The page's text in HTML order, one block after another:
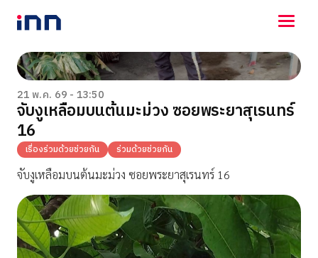
NEWS
ENTERTAINMENT
LIFESTYLE
HOROSCOPE
LOTTERY
VIDEO
ร่วมด้วยช่วยกัน
21 พ.ค. 69 - 13:50
จับงูเหลือมบนต้นมะม่วง ซอยพระยาสุเรนทร์
16
เรื่องร่วมด้วยช่วยกัน ร่วมด้วยช่วยกัน
จับงูเหลือมบนต้นมะม่วง ซอยพระยาสุเรนทร์ 16